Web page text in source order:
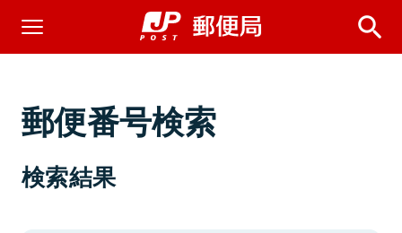
郵便番号検索
検索結果